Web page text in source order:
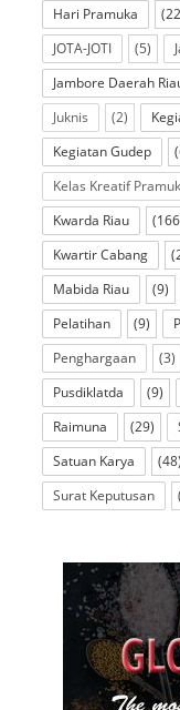
Hari Pramuka
JOTA-JOTI
(5)
Jambore Daerah
Juknis
(2)
Kegiatan Gudep
Kelas Kreatif
Kwarda Riau
Kwartir Cabang
Mabida Riau
(9)
Pelatihan
(9)
Penghargaan
(3)
Pusdiklatda
(9)
Raimuna
(29)
Satuan Karya
(48)
Surat Keputusan